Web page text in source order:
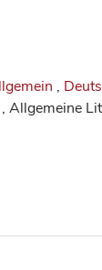
,
Allgemeine